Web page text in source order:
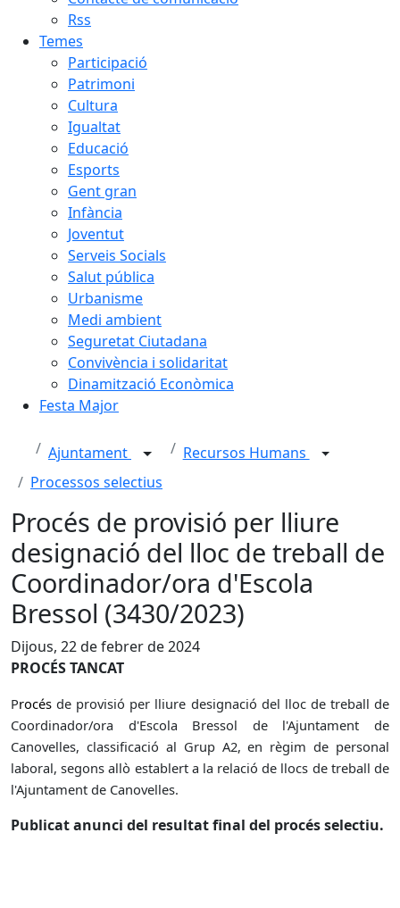
Rss
Temes
Participació
Patrimoni
Cultura
Igualtat
Educació
Esports
Gent gran
Infància
Joventut
Serveis Socials
Salut pública
Urbanisme
Medi ambient
Seguretat Ciutadana
Convivència i solidaritat
Dinamització Econòmica
Festa Major
Ajuntament
Recursos Humans
Processos selectius
Procés de provisió per lliure
designació del lloc de treball de
Coordinador/ora d'Escola
Bressol (3430/2023)
Dijous, 22 de febrer de 2024
PROCÉS TANCAT
Procésde provisió per lliure designació del lloc de treball de
Coordinador/ora d'Escola Bressol de l'Ajuntament de
Canovelles, classificació al Grup A2, en règim de personal
laboral, segons allò establert a la relació de llocs de treball de
l'Ajuntament de Canovelles.
Publicat anunci del resultat final del procés selectiu.